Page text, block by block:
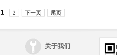
1 2 下一页 尾页
关于我们